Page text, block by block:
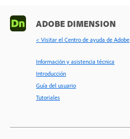
ADOBE DIMENSION
< Visitar el Centro de ayuda de Adobe
Información y asistencia técnica
Introducción
Guía del usuario
Tutoriales